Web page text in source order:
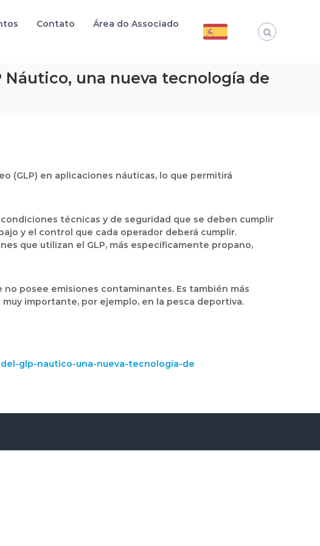
Contato Área do Associado
una nueva tecnología de
(GLP) en aplicaciones náuticas, lo que permitirá
técnicas y de seguridad que se deben cumplir
y el control que cada operador deberá cumplir.
que utilizan el GLP, más específicamente propano,
posee emisiones contaminantes. Es también más
importante, por ejemplo, en la pesca deportiva.
glp-nautico-una-nueva-tecnologia-de